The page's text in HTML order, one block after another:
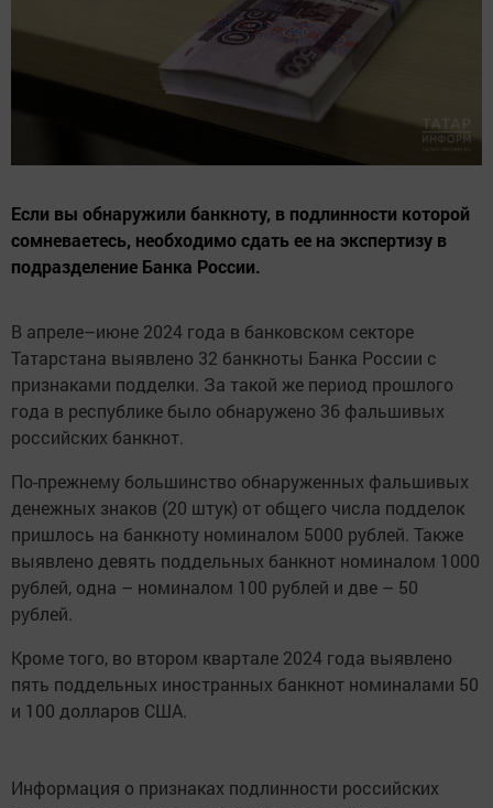
Если вы обнаружили банкноту, в подлинности которой
сомневаетесь, необходимо сдать ее на экспертизу в
подразделение Банка России.
В апреле–июне 2024 года в банковском секторе
Татарстана выявлено 32 банкноты Банка России с
признаками подделки. За такой же период прошлого
года в республике было обнаружено 36 фальшивых
российских банкнот.
По-прежнему большинство обнаруженных фальшивых
денежных знаков (20 штук) от общего числа подделок
пришлось на банкноту номиналом 5000 рублей. Также
выявлено девять поддельных банкнот номиналом 1000
рублей, одна – номиналом 100 рублей и две – 50
рублей.
Кроме того, во втором квартале 2024 года выявлено
пять поддельных иностранных банкнот номиналами 50
и 100 долларов США.
Информация о признаках подлинности российских